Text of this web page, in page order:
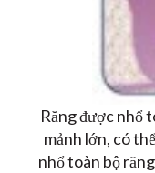
Răng được nhổ
mảnh lớn, có
nhổ toàn bộ